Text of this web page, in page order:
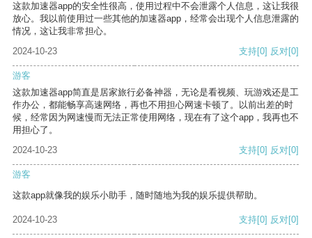
这款加速器app的安全性很高，使用过程中不会泄露个人信息，这让我很
放心。我以前使用过一些其他的加速器app，经常会出现个人信息泄露的
情况，这让我非常担心。
2024-10-23
支持[0] 反对[0]
游客
这款加速器app简直是居家旅行必备神器，无论是看视频、玩游戏还是工
作办公，都能畅享高速网络，再也不用担心网速卡顿了。以前出差的时
候，经常因为网速慢而无法正常使用网络，现在有了这个app，我再也不
用担心了。
2024-10-23
支持[0] 反对[0]
游客
这款app就像我的娱乐小助手，随时随地为我的娱乐提供帮助。
2024-10-23 支持[0] 反对[0]